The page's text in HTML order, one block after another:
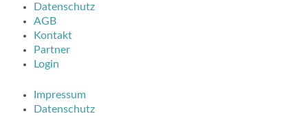
Datenschutz
AGB
Kontakt
Partner
Login
Impressum
Datenschutz